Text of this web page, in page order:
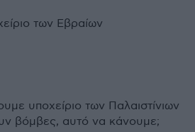
των Εβραίων
υποχείριο των Παλαιστίνιων
βόμβες, αυτό να κάνουμε;